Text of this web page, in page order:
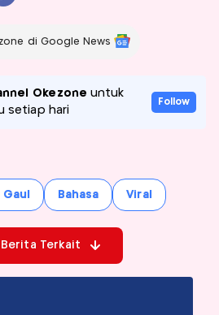
di Google News
Okezone untuk
setiap hari
Follow
Bahasa Viral
Berita Terkait